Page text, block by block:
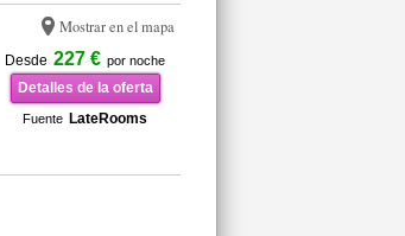
Mostrar en el mapa
Desde 227 € por noche
Detalles de la oferta
Fuente LateRooms